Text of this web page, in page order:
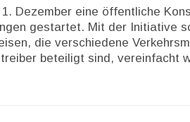
1. Dezember eine öffentliche
gestartet. Mit der Initiative
die verschiedene
beteiligt sind, vereinfacht